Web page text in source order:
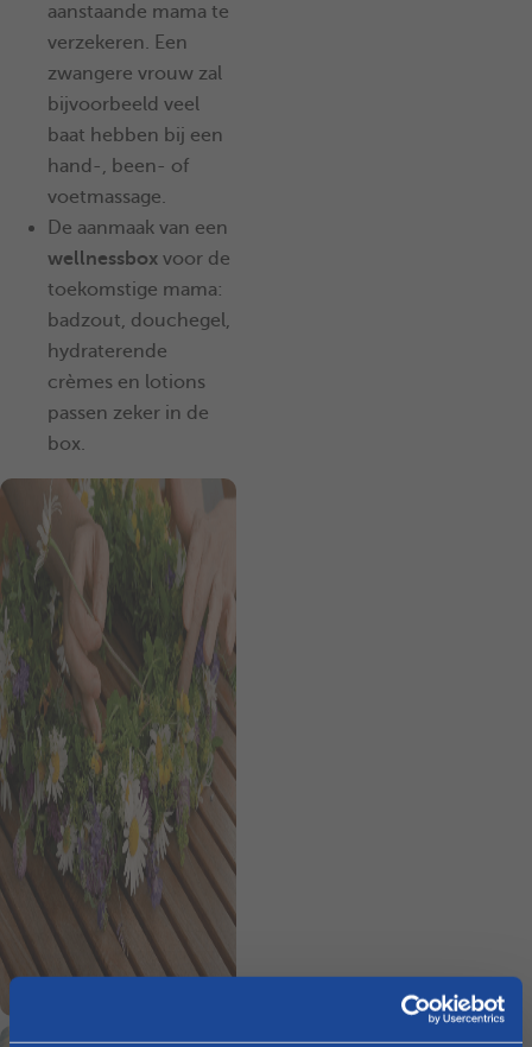
aanstaande mama te
verzekeren. Een
zwangere vrouw zal
bijvoorbeeld veel
baat hebben bij een
hand-, been- of
voetmassage.
De aanmaak van een
wellnessbox voor de
toekomstige mama:
badzout, douchegel,
hydraterende
crèmes en lotions
passen zeker in de
box.